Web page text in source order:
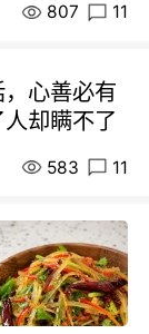
807 11
心善必有
却瞒不了
583 11